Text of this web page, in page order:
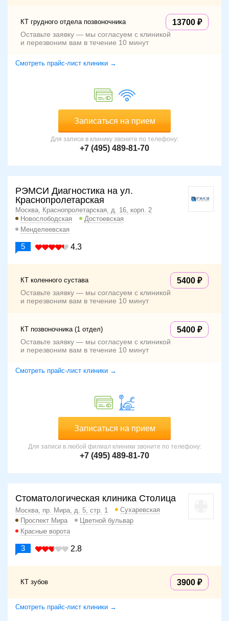
КТ грудного отдела позвоночника 13700
Оставьте заявку — мы согласуем с клиникой
и перезвоним вам в течение 10 минут
Смотреть прайс-лист клиники →
Записаться на прием
Для записи в клинику звоните по телефону:
+7 (495) 489-81-70
РЭМСИ Диагностика на ул.
Краснопролетарская
Москва, Краснопролетарская, д. 16, корп. 2
Новослободская
Достоевская
Менделеевская
5 4.3
КТ коленного сустава 5400
Оставьте заявку — мы согласуем с клиникой
и перезвоним вам в течение 10 минут
КТ позвоночника (1 отдел) 5400
Оставьте заявку — мы согласуем с клиникой
и перезвоним вам в течение 10 минут
Смотреть прайс-лист клиники →
Записаться на прием
Для записи в любой филиал клиники звоните по телефону:
+7 (495) 489-81-70
Стоматологическая клиника Столица
Москва, пр. Мира, д. 5, стр. 1
Сухаревская
Проспект Мира
Цветной бульвар
Красные ворота
3 2.8
КТ зубов 3900
Смотреть прайс-лист клиники →